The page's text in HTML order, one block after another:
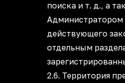
поиска и т. д., а
Администратором
действующего
отдельным
2.6. Территория